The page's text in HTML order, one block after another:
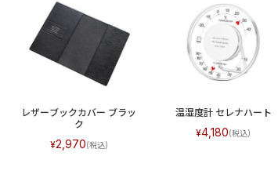
レザーブックカバー ブラッ
ク
2,970
温湿度計 セレナハート
4,180